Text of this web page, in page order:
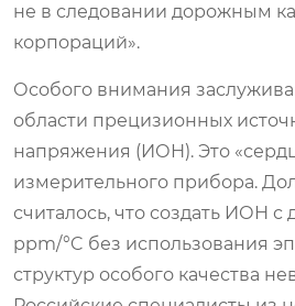
не в следовании дорожным
корпораций».
Особого внимания
области прецизионных
напряжения (ИОН). Это
измерительного прибора.
считалось, что создать ИОН
ppm/°C без использования
структур особого качества